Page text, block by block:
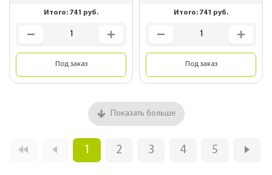
Итого: 741 руб.
Под заказ
Итого: 741 руб.
Под заказ
Показать больше
1 2 3 4 5